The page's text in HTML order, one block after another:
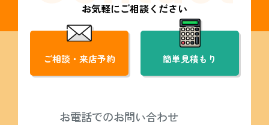
お気軽にご相談ください
ご相談・来店予約 簡単見積もり
お電話でのお問い合わせ